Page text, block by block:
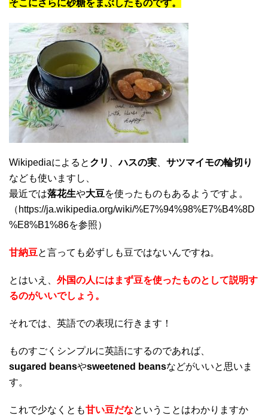
そこにさらに砂糖をまぶしたものです。
Wikipediaによると クリ 、ハスの実
サツマイモの輪切り
なども使いますし、
最近では落花生や大豆を使ったものもあるようですよ。
（https://ja.wikipedia.org/wiki/%E7%94%98%E7%B4%8D
%E8%B1%86を参照）
甘納豆と言っても必ずしも豆ではないんですね。
とはいえ、 外国の人にはまず豆を使ったものとして説明す
るのがいいでしょう。
それでは、英語での表現に行きます！
ものすごくシンプルに英語にするのであれば、
sugared beansやsweetened beansなどがいいと思いま
す。
これで少なくとも甘い豆だなということはわかりますか